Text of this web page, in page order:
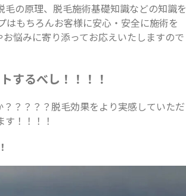
の原理、脱毛施術基礎知識などの知識を
もちろんお客様に安心・安全に施術を
悩みに寄り添ってお応えいたしますので
するべし！！！！
？？？？脱毛効果をより実感していただ
！！！！